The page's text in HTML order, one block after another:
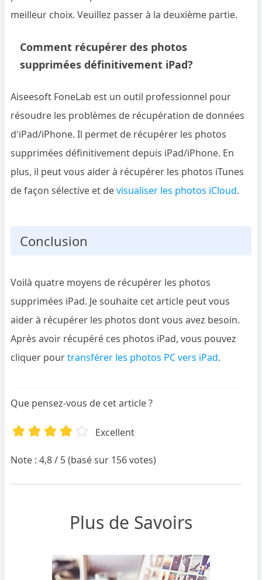
meilleur choix. Veuillez passer à la deuxième partie.
Comment récupérer des photos
supprimées définitivement iPad?
Aiseesoft FoneLab est un outil professionnel pour
résoudre les problèmes de récupération de données
d'iPad/iPhone. Il permet de récupérer les photos
supprimées définitivement depuis iPad/iPhone. En
plus, il peut vous aider à récupérer les photos iTunes
de façon sélective et devisualiser les photos iCloud.
Conclusion
Voilà quatre moyens de récupérer les photos
supprimées iPad. Je souhaite cet article peut vous
aider à récupérer les photos dont vous avez besoin.
Après avoir récupéré ces photos iPad, vous pouvez
cliquer pourtransférer les photos PC vers iPad.
Que pensez-vous de cet article ?
Excellent
Note : 4,8 / 5 (basé sur 156 votes)
Plus de Savoirs